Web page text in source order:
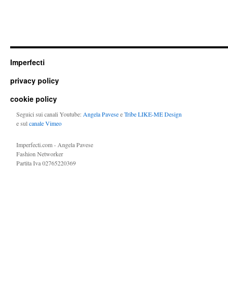
Imperfecti
privacy policy
cookie policy
Seguici sui canali Youtube: Angela PaveseeTribe LIKE-ME Design
e sulcanale Vimeo
Imperfecti.com - Angela Pavese
Fashion Networker
Partita Iva 02765220369